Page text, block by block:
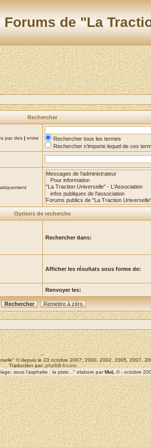
Forums de "La
Rechercher
par des | entre
Rechercher tous les termes
Rechercher n’importe lequel de ces
Options de recherche
Rechercher dans:
Afficher les résultats sous forme de:
Renvoyer les:
--
© depuis le 23 octobre 2007; 2000, 2002, 2005, 2007,
Traduction par:phpBB-fr.com
sous l'asphalte : la piste..." elabore parMuL © - octobre